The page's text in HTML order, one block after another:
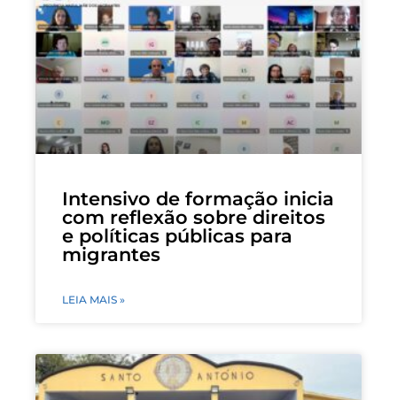
Intensivo de formação inicia
com reflexão sobre direitos
e políticas públicas para
migrantes
LEIA MAIS »